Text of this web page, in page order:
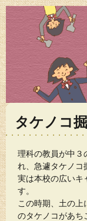
タケノコ
理科の教員が中３
れ、急遽タケノコ
実は本校の広いキ
す。
この時期、土の
のタケノコがあち